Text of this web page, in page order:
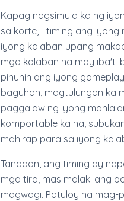
Kapag nagsimula ka ng
sa korte, i-timing ang
iyong kalaban upang
mga kalaban na may iba't
pinuhin ang iyong
baguhan, magtulungan ka
paggalaw ng iyong
komportable ka na,
mahirap para sa iyong
Tandaan, ang timing ay
mga tira, mas malaki ang
magwagi. Patuloy na